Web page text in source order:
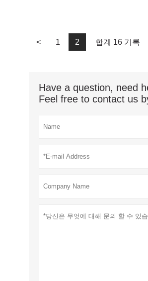
< 1 2 합계 16 기록
Have a question, need
Feel free to contact us